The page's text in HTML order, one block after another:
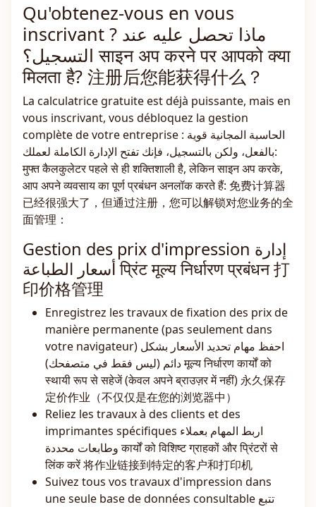
Qu'obtenez-vous en vous
inscrivant ? ماذا تحصل عليه عند
التسجيل؟ साइन अप करने पर आपको क्या
मिलता है? 注册后您能获得什么？
La calculatrice gratuite est déjà puissante, mais en
vous inscrivant, vous débloquez la gestion
complète de votre entreprise : الحاسبة المجانية قوية
بالفعل، ولكن بالتسجيل، فإنك تفتح الإدارة الكاملة لعملك:
मुफ्त कैलकुलेटर पहले से ही शक्तिशाली है, लेकिन साइन अप करके,
आप अपने व्यवसाय का पूर्ण प्रबंधन अनलॉक करते हैं: 免费计算器
已经很强大了，但通过注册，您可以解锁对您业务的全
面管理：
Gestion des prix d'impression إدارة
أسعار الطباعة प्रिंट मूल्य निर्धारण प्रबंधन 打
印价格管理
Enregistrez les travaux de fixation des prix de
manière permanente (pas seulement dans
votre navigateur) احفظ مهام تحديد الأسعار بشكل
دائم (ليس فقط في متصفحك) मूल्य निर्धारण कार्यों को
स्थायी रूप से सहेजें (केवल अपने ब्राउज़र में नहीं) 永久保存
定价作业（不仅仅是在您的浏览器中）
Reliez les travaux à des clients et des
imprimantes spécifiques اربط المهام بعملاء
وطابعات محددة कार्यों को विशिष्ट ग्राहकों और प्रिंटरों से
लिंक करें 将作业链接到特定的客户和打印机
Suivez tous vos travaux d'impression dans
une seule base de données consultable تتبع